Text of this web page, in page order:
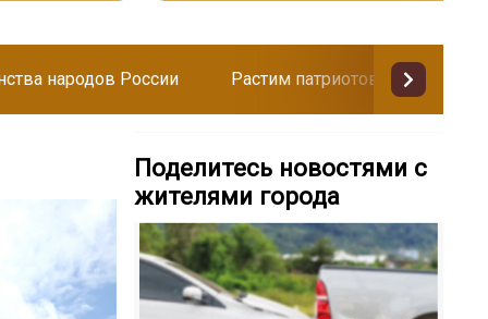
народов России Растим патриотов
Поделитесь новостями с
жителями города